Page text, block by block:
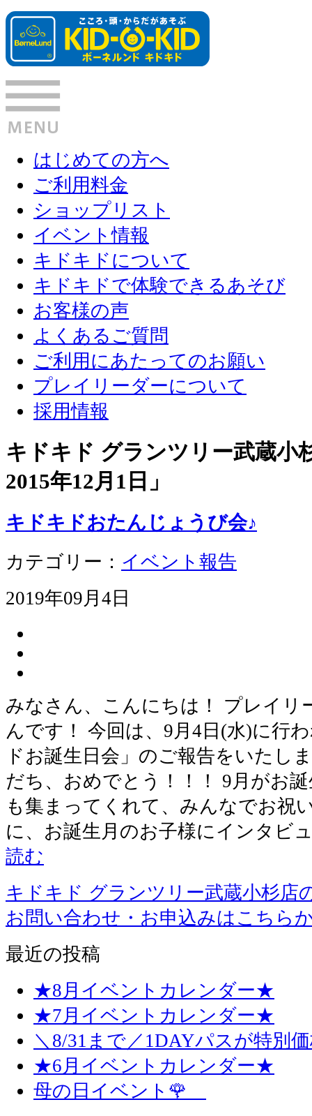
はじめての方へ
ご利用料金
ショップリスト
イベント情報
キドキドについて
キドキドで体験できるあそび
お客様の声
よくあるご質問
ご利用にあたってのお願い
プレイリーダーについて
採用情報
キドキド グランツリー武蔵
2015年12月1日 」
キドキドおたんじょうび会♪
カテゴリー： イベント報告
2019年09月4日
みなさん、こんにちは！ プレイリ
んです！ 今回は、9月4日(水)に行
ドお誕生日会」のご報告をいたし
だち、おめでとう！！！ 9月がお
も集まってくれて、みんなでお祝
に、お誕生月のお子様にインタビ
読む
キドキド グランツリー武蔵小杉店
お問い合わせ・お申込みはこちら
最近の投稿
★8月イベントカレンダー★
★7月イベントカレンダー★
＼8/31まで／1DAYパスが特別
★6月イベントカレンダー★
母の日イベント🌹